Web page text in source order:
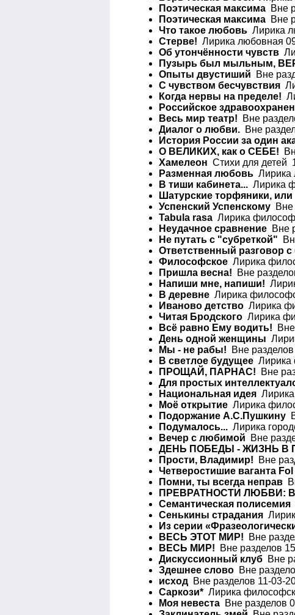
Поэтическая максима Вне
Поэтическая максима Вне
Что такое любовь Лирика
Стерве! Лирика любовная
Об утончённости чувств
Пузырь был мыльным,
Опыты двустиший Вне
C чувством бесчувствия
Когда нервы на пределе!
Российское
Весь мир театр! Вне
Диалог о любви. Вне
История России за один
О ВЕЛИКИХ, как о СЕБЕ!
Хамелеон Стихи для детей
Разменная любовь Лирика
В тиши кабинета... Лирика
Шатурские торфяники,
Успенский Успенскому Вне
Tabula rasa Лирика
Неудачное сравнение Вне
Не путать с "субреткой"
Ответственный разговор
Философское Лирика
Пришла весна!
Вне
Напиши мне, напиши!
В деревне Лирика
Иваново детство Лирика
Читая Бродского Лирика
Всё равно Ему водить!
День одной женщины
Мы - не рабы! Вне
В светлое будущее Лирика
ПРОЩАЙ, ПАРНАС! Вне
Для простых
Национальная идея
Моё открытие Лирика
Подоржание А.С.Пушкину
Подумалось... Лирика
Вечер с любимой Вне
ДЕНЬ ПОБЕДЫ - ЖИЗНЬ В
Прости, Владимир!
Вне
Четверостишие ваганта Fol
Помни, ты всегда неправ
ПРЕВРАТНОСТИ ЛЮБВИ:
Семантическая полисемия
Сенькины страдания
Из серии
ВЕСЬ ЭТОТ МИР! Вне
ВЕСЬ МИР! Вне разделов
Дискуссионный клуб Вне
Здешнее слово Вне
исход Вне разделов 11-03-
Саркози* Лирика
Моя невеста Вне разделов